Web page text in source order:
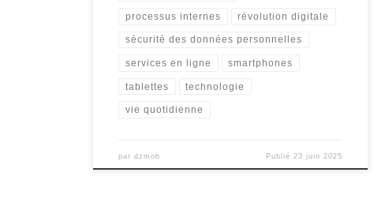
processus internes révolution digitale
sécurité des données personnelles
services en ligne smartphones
tablettes technologie
vie quotidienne
pardzmob Publié 23 juin 2025